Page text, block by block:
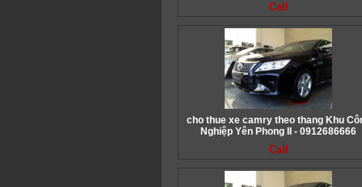
Call
cho thue xe camry theo thang Khu
Nghiệp Yên Phong II - 0912686666
Call